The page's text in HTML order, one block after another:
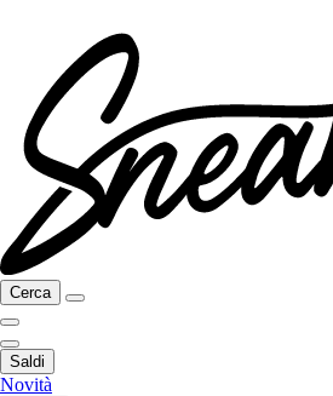
Cerca
Saldi
Novità